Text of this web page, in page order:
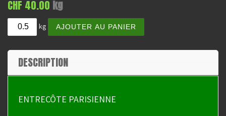
CHF 40.00 kg
kg
quantité de Entrecôte parisienne
AJOUTER AU PANIER
e
DESCRIPTION
ENTRECÔTE PARISIENNE